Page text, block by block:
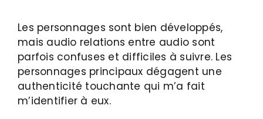
Les personnages sont bien développés,
mais audio relations entre audio sont
parfois confuses et difficiles à suivre. Les
personnages principaux dégagent une
authenticité touchante qui m’a fait
m’identifier à eux.